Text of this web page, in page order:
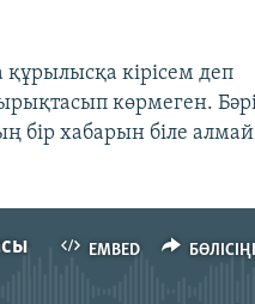
кірісем деп
көрмеген.
бір хабарын біле алмай
EMBED